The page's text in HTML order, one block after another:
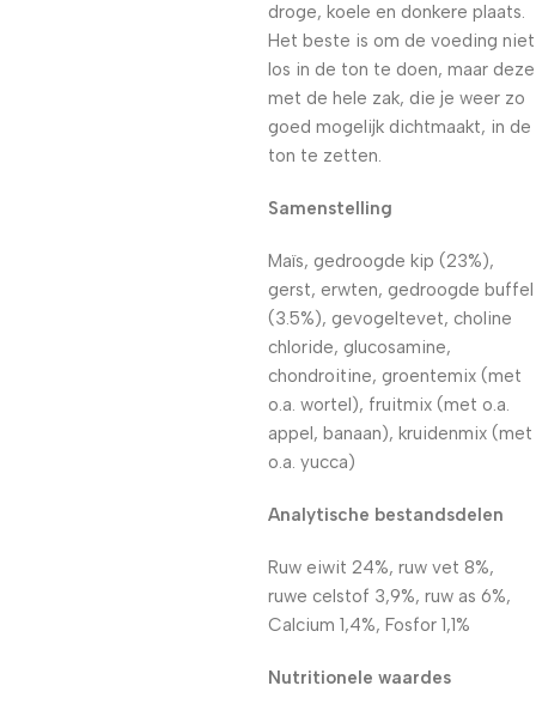
droge, koele en donkere plaats.
Het beste is om de voeding niet
los in de ton te doen, maar deze
met de hele zak, die je weer zo
goed mogelijk dichtmaakt, in de
ton te zetten.
Samenstelling
Maïs, gedroogde kip (23%),
gerst, erwten, gedroogde buffel
(3.5%), gevogeltevet, choline
chloride, glucosamine,
chondroitine, groentemix (met
o.a. wortel), fruitmix (met o.a.
appel, banaan), kruidenmix (met
o.a. yucca)
Analytische bestandsdelen
Ruw eiwit 24%, ruw vet 8%,
ruwe celstof 3,9%, ruw as 6%,
Calcium 1,4%, Fosfor 1,1%
Nutritionele waardes